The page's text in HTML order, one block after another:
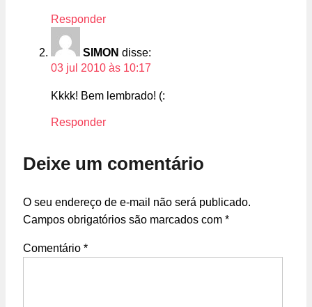
Responder
SIMON disse:
03 jul 2010 às 10:17
Kkkk! Bem lembrado! (:
Responder
Deixe um comentário
O seu endereço de e-mail não será publicado.
Campos obrigatórios são marcados com *
Comentário *